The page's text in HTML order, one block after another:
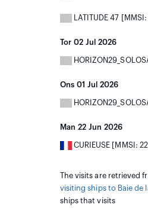
LATITUDE 47
Tor 02 Jul 2026
Ons 01 Jul 2026
Man 22 Jun 2026
CURIEUSE [MMSI:
The visits are retrieved
visiting ships to Baie de
ships that visits